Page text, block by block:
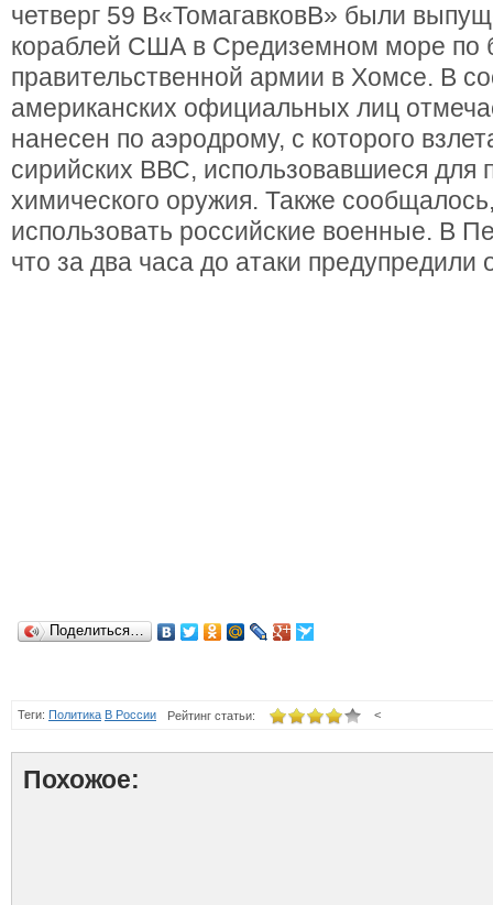
четверг 59 В«ТомагавковВ» были
кораблей США в Средиземном море по
правительственной армии в Хомсе. В
американских официальных лиц
нанесен по аэродрому, с которого
сирийских ВВС, использовавшиеся для
химического оружия. Также
использовать российские военные. В
что за два часа до атаки предупредили
Поделиться…
Теги: Политика В России <
Рейтинг статьи:
Похожое: